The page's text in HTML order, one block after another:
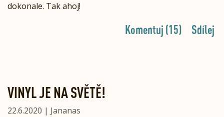
dokonale. Tak ahoj!
Sdílej
Komentuj (15)
VINYL JE NA SVĚTĚ!
22.6.2020 | Jananas